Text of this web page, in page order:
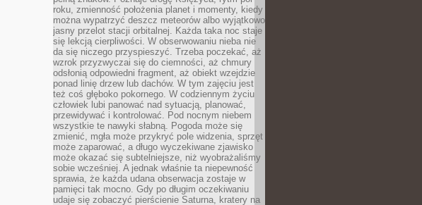
roku, zmienność położenia planet i momenty, kiedy
można wypatrzyć deszcz meteorów albo wyjątkowo
jasny przelot stacji orbitalnej. Każda taka noc staje
się lekcją cierpliwości. W obserwowaniu nieba nie
da się niczego przyspieszyć. Trzeba poczekać, aż
wzrok przyzwyczai się do ciemności, aż chmury
odsłonią odpowiedni fragment, aż obiekt wzejdzie
ponad linię drzew lub dachów. W tym zajęciu jest
też coś głęboko pokornego. W codziennym życiu
człowiek lubi panować nad sytuacją, planować,
przewidywać i kontrolować. Pod nocnym niebem
wszystkie te nawyki słabną. Pogoda może się
zmienić, mgła może przykryć pole widzenia, sprzęt
może zaparować, a długo wyczekiwane zjawisko
może okazać się subtelniejsze, niż wyobrażaliśmy
sobie wcześniej. A jednak właśnie ta niepewność
sprawia, że każda udana obserwacja zostaje w
pamięci tak mocno. Gdy po długim oczekiwaniu
udaje się zobaczyć pierścienie Saturna, kratery na